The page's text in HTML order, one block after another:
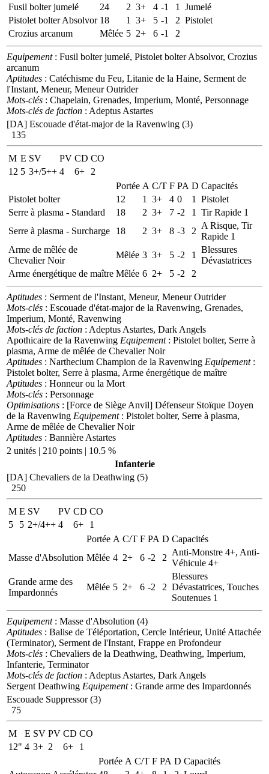
Fusil bolter jumelé
24 2 3+ 4 -1 1
Jumelé
Pistolet bolter Absolvor 18 1 3+ 5 -1 2 Pistolet
Crozius arcanum
Mêlée 5 2+ 6 -1 2
Equipement: Fusil bolter jumelé, Pistolet bolter Absolvor, Crozius
arcanum
Aptitudes : Catéchisme du Feu, Litanie de la Haine, Serment de
l'Instant, Meneur, Meneur Outrider
Mots-clés : Chapelain, Grenades, Imperium, Monté, Personnage
Mots-clés de faction : Adeptus Astartes
[DA] Escouade d'état-major de la Ravenwing (3)
135
M E SV PV CD CO
12 5 3+/5++ 4 6+
2
Portée A C/T F PA D Capacités
Pistolet bolter
12 1 3+ 4 0 1
Pistolet
Serre à plasma - Standard
18 2 3+ 7 -2 1
Tir Rapide 1
Serre à plasma - Surcharge
18 2 3+ 8 -3 2
A Risque, Tir
Rapide 1
Arme de mêlée de
Chevalier Noir
Mêlée 3 3+ 5 -2 1
Blessures
Dévastatrices
Arme énergétique de maître Mêlée 6 2+ 5 -2 2
Aptitudes : Serment de l'Instant, Meneur, Meneur Outrider
Mots-clés : Escouade d'état-major de la Ravenwing, Grenades,
Imperium, Monté, Ravenwing
Mots-clés de faction : Adeptus Astartes, Dark Angels
Apothicaire de la Ravenwing Equipement: Pistolet bolter, Serre à
plasma, Arme de mêlée de Chevalier Noir
Aptitudes : Narthecium Champion de la Ravenwing Equipement:
Pistolet bolter, Serre à plasma, Arme énergétique de maître
Aptitudes : Honneur ou la Mort
Mots-clés : Personnage
Optimisations : [Force de Siège Anvil] Défenseur Stoïque Doyen
de la Ravenwing Equipement: Pistolet bolter, Serre à plasma,
Arme de mêlée de Chevalier Noir
Aptitudes : Bannière Astartes
2 unités | 210 points | 10.5 %
Infanterie
[DA] Chevaliers de la Deathwing (5)
250
M E SV PV CD CO
5
5 2+/4++ 4 6+
1
Portée A C/T F PA D Capacités
Masse d'Absolution Mêlée 4 2+ 6 -2 2
Anti-Monstre 4+, Anti-
Véhicule 4+
Grande arme des
Impardonnés
Mêlée 5 2+ 6 -2 2
Blessures
Dévastatrices, Touches
Soutenues 1
Equipement: Masse d'Absolution (4)
Aptitudes : Balise de Téléportation, Cercle Intérieur, Unité Attachée
(Terminator), Serment de l'Instant, Frappe en Profondeur
Mots-clés : Chevaliers de la Deathwing, Deathwing, Imperium,
Infanterie, Terminator
Mots-clés de faction : Adeptus Astartes, Dark Angels
Sergent Deathwing Equipement: Grande arme des Impardonnés
Escouade Suppressor (3)
75
M E SV PV CD CO
12" 4 3+ 2 6+
1
Portée A C/T F PA D Capacités